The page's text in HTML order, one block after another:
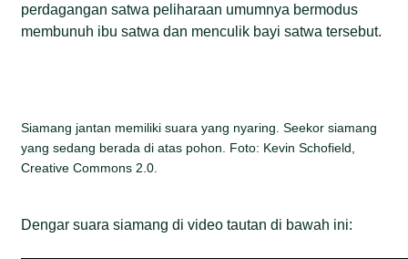
perdagangan satwa peliharaan umumnya bermodus
membunuh ibu satwa dan menculik bayi satwa tersebut.
Siamang jantan memiliki suara yang nyaring. Seekor siamang
yang sedang berada di atas pohon. Foto: Kevin Schofield,
Creative Commons 2.0.
Dengar suara siamang di video tautan di bawah ini: